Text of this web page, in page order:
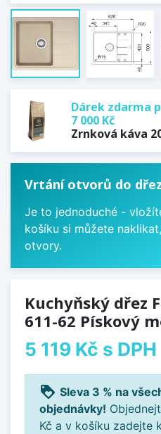
Dárek zdarma
7 000 Kč
Zrnková káva
Vrtání otvorů do
Je to jednoduché -
košíku si můžete
otvory.
Kuchyňský dřez
611-62 Pískový
5 119 Kč s DPH
loyalty Sleva 3 % na
objednávky!
Kč a v košíku zadejte